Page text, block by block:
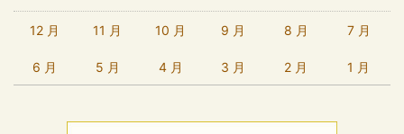
12 月 11 月 10 月 9 月 8 月 7 月
6 月 5 月 4 月 3 月 2 月 1 月